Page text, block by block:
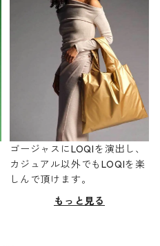
ゴージャスにLOQIを演出し、
カジュアル以外でもLOQIを楽
しんで頂けます。
もっと見る